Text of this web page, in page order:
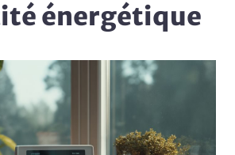
énergétique